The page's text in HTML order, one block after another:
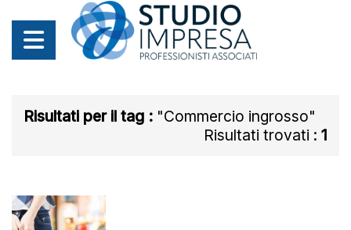
Risultati per il tag :
Commercio ingrosso
Risultati trovati : 1